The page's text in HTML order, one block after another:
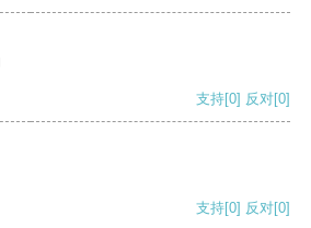
支持[0] 反对[0]
支持[0] 反对[0]